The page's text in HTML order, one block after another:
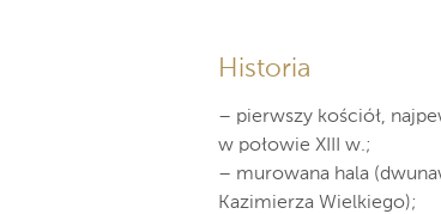
Historia
– pierwszy kościół,
w połowie XIII w.;
– murowana hala
Kazimierza Wielkiego);